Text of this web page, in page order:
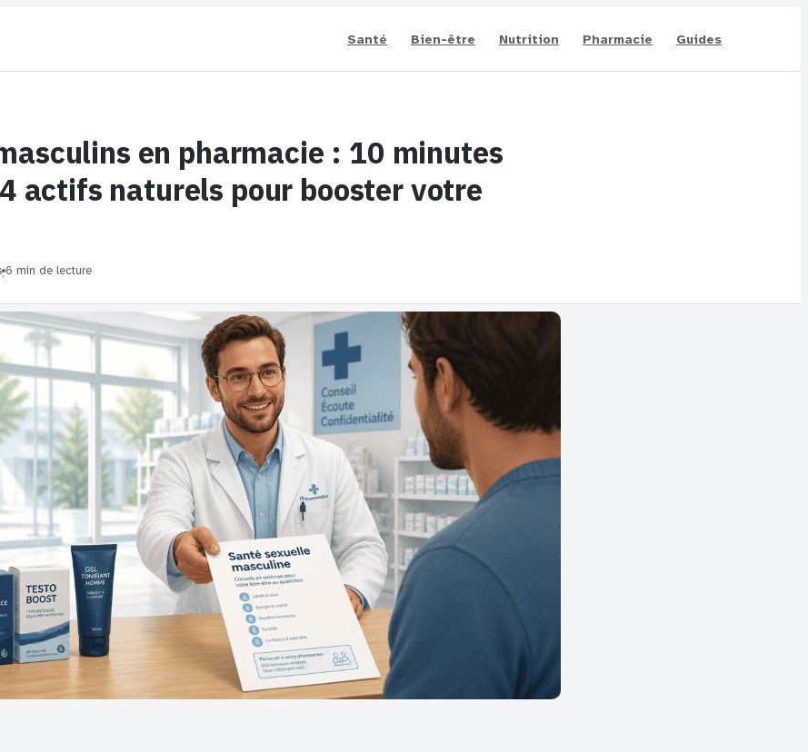
Santé Bien-être Nutrition Pharmacie Guides
en pharmacie : 10 minutes
actifs naturels pour booster votre
·6 min de lecture